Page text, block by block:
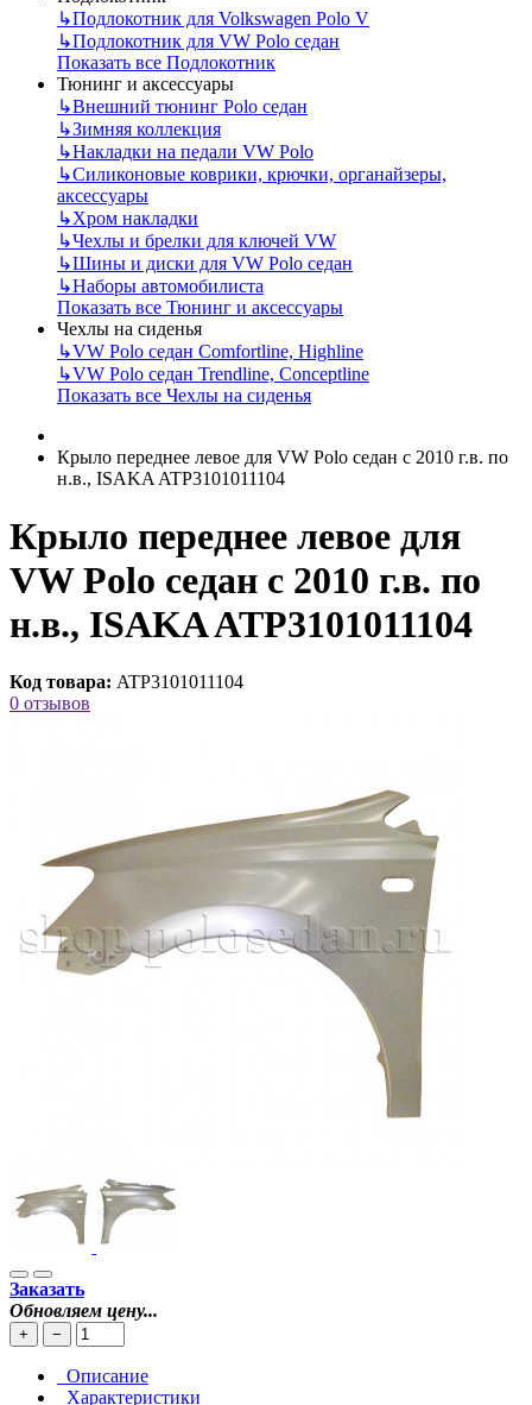
↳Подлокотник для Volkswagen Polo V
↳Подлокотник для VW Polo седан
Показать все Подлокотник
Тюнинг и аксессуары
↳Внешний тюнинг Polo седан
↳Зимняя коллекция
↳Накладки на педали VW Polo
↳Силиконовые коврики, крючки, органайзеры,
аксессуары
↳Хром накладки
↳Чехлы и брелки для ключей VW
↳Шины и диски для VW Polo седан
↳Наборы автомобилиста
Показать все Тюнинг и аксессуары
Чехлы на сиденья
↳VW Polo седан Comfortline, Highline
↳VW Polo седан Trendline, Conceptline
Показать все Чехлы на сиденья
Крыло переднее левое для VW Polo седан с 2010 г.в. по
н.в., ISAKA ATP3101011104
Крыло переднее левое для
VW Polo седан с 2010 г.в. по
н.в., ISAKA ATP3101011104
Код товара: ATP3101011104
0 отзывов
Заказать
Обновляем цену...
+ −
Описание
Характеристики